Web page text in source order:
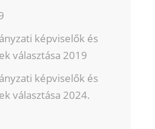
képviselők és
választása 2019
képviselők és
választása 2024.